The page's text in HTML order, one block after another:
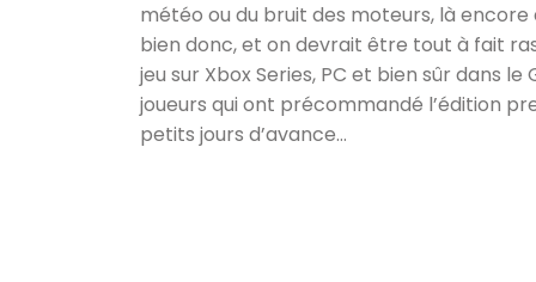
météo ou du bruit des moteurs, là encore
bien donc, et on devrait être tout à fait
jeu sur Xbox Series, PC et bien sûr dans
joueurs qui ont précommandé l’édition
petits jours d’avance…